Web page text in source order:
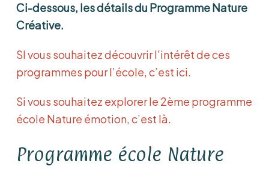
Ci-dessous, les détails du Programme Nature
Créative.
SI vous souhaitez découvrir l’intérêt de ces
programmes pour l’école, c’est ici.
Si vous souhaitez explorer le 2ème programme
école Nature émotion, c’est là.
Programme école Nature